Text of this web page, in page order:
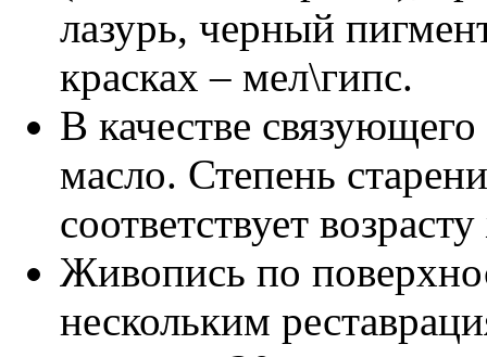
лазурь, черный
красках – мел\гипс.
В качестве
масло. Степень
соответствует
Живопись по
нескольким